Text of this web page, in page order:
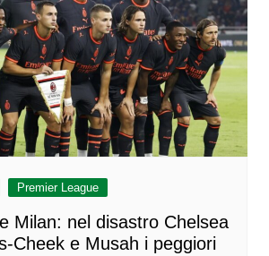
Premier League
Milan: nel disastro Chelsea
Cheek e Musah i peggiori